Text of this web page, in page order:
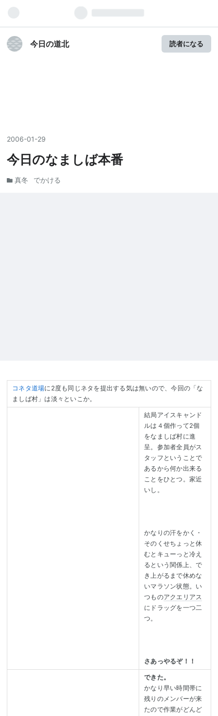
今日の道北 読者になる
2006-01-29
今日のなましば本番
真冬 でかける
コネタ道場に2度も同じネタを提出する気は無いので、今回の「な
ましば村」は淡々といこか。
結局アイスキャンド
ルは４個作って2個
をなましば村に進
呈。参加者全員がス
タッフということで
あるから何か出来る
ことをひとつ。家近
いし。
かなりの汗をかく・
そのくせちょっと休
むとキューっと冷え
るという関係上、で
き上がるまで休めな
いマラソン状態。い
つものアクエリアス
にドラッグを一つ二
つ。
さあっやるぞ！！
できた。
かなり早い時間帯に
残りのメンバーが来
たので作業がどんど